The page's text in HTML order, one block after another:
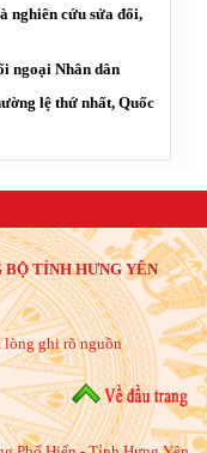
nghiên cứu sửa đổi,
ngoại Nhân dân
lệ thứ nhất, Quốc
TỈNH HƯNG YÊN
lòng ghi rõ nguồn